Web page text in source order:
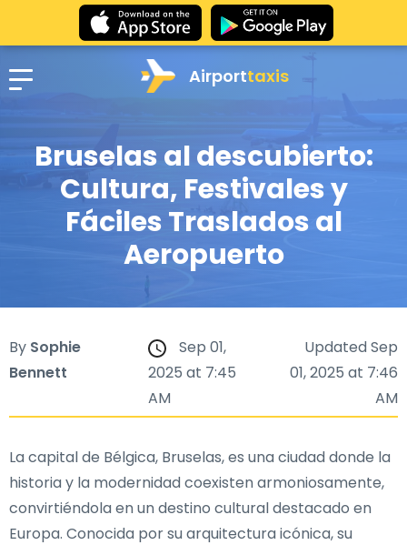
Airporttaxis
Bruselas al descubierto:
Cultura, Festivales y
Fáciles Traslados al
Aeropuerto
By Sophie
Bennett
Sep 01,
2025 at 7:45
AM
Updated Sep
01, 2025 at 7:46
AM
La capital de Bélgica, Bruselas, es una ciudad donde la
historia y la modernidad coexisten armoniosamente,
convirtiéndola en un destino cultural destacado en
Europa. Conocida por su arquitectura icónica, su